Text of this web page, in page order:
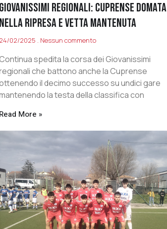
GIOVANISSIMI REGIONALI: CUPRENSE DOMATA
NELLA RIPRESA E VETTA MANTENUTA
24/02/2025 Nessun commento
spedita la corsa dei Giovanissimi
che battono anche la Cuprense
il decimo successo su undici gare
la testa della classifica con
Read More »